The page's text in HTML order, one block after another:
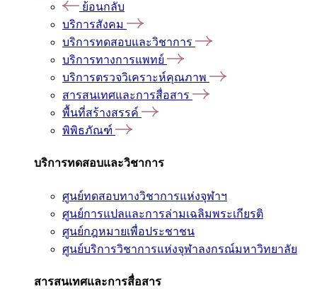
ย้อนกลับ
บริการสังคม
บริการทดสอบและวิชาการ
บริการทางการแพทย์
บริการตรวจวิเคราะห์คุณภาพ
สารสนเทศและการสื่อสาร
พื้นที่สร้างสรรค์
พิพิธภัณฑ์
บริการทดสอบและวิชาการ
ศูนย์ทดสอบทางวิชาการแห่งจุฬาฯ
ศูนย์การแปลและการล่ามเฉลิมพระเกียรติ
ศูนย์กฎหมายเพื่อประชาชน
ศูนย์บริการวิชาการแห่งจุฬาลงกรณ์มหาวิทยาลัย
สารสนเทศและการสื่อสาร